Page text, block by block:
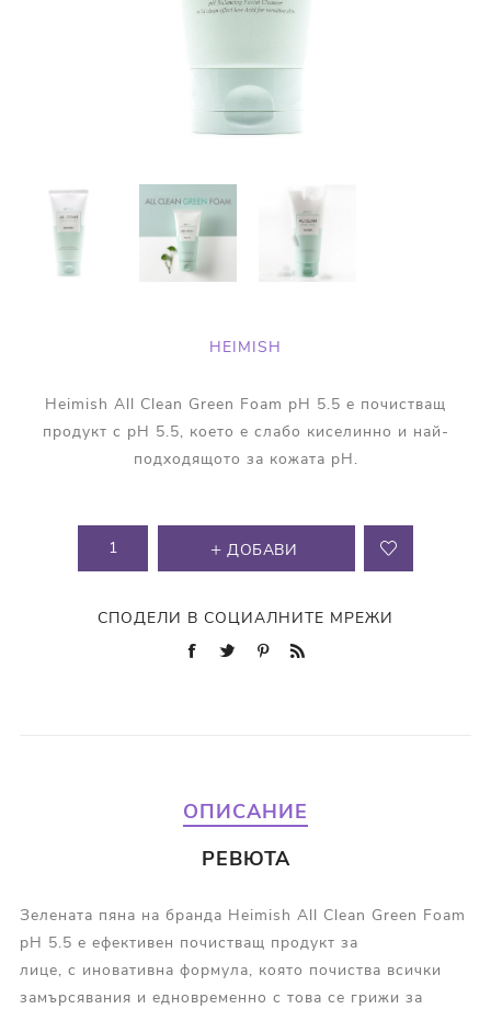
HEIMISH
Heimish All Clean Green Foam pH 5.5 е почистващ
продукт с pH 5.5, което е слабо киселинно и най-
подходящото за кожата pH.
ДОБАВИ
СПОДЕЛИ В СОЦИАЛНИТЕ МРЕЖИ
ОПИСАНИЕ
РЕВЮТА
Зелената пяна на бранда Heimish All Clean Green Foam
pH 5.5 е ефективен почистващ продукт за
лице, с иновативна формула, която почиства всички
замърсявания и едновременно с това се грижи за